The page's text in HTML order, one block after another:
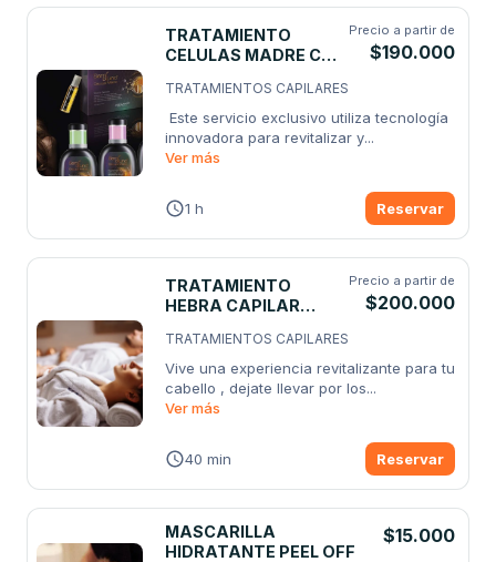
TRATAMIENTO
CELULAS MADRE CON
Precio a partir de
$190.000
TRATAMIENTOS CAPILARES
Este servicio exclusivo utiliza tecnología
innovadora para revitalizar y...
Ver más
1 h Reservar
TRATAMIENTO
HEBRA CAPILAR
Precio a partir de
$200.000
TRATAMIENTOS CAPILARES
Vive una experiencia revitalizante para tu
cabello , dejate llevar por los...
Ver más
40 min Reservar
MASCARILLA
HIDRATANTE PEEL OFF
$15.000